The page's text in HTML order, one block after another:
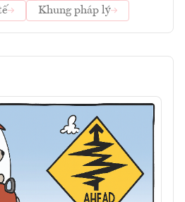
Khung pháp lý